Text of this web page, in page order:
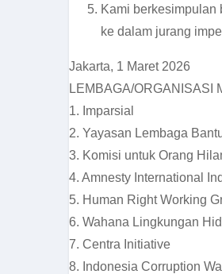
Kami berkesimpulan
ke dalam jurang
Jakarta, 1 Maret 2026
LEMBAGA/ORGANISASI
1. Imparsial
2. Yayasan Lembaga
3. Komisi untuk Orang
4. Amnesty International
5. Human Right Working
6. Wahana Lingkungan
7. Centra Initiative
8. Indonesia Corruption